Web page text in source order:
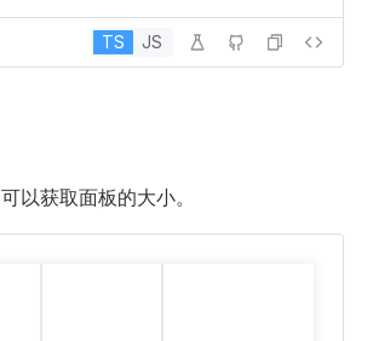
TS JS
可以获取面板的大小。